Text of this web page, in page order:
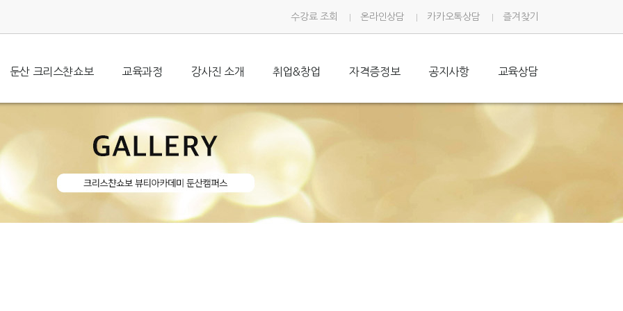
수강료 조회 온라인상담 카카오톡상담 즐겨찾기
둔산 크리스챤쇼보
오시는길
교육과정
피부미용 네일아트
강사진 소개
강사진 소개
취업&창업
취업과정 창업과정
자격증정보
메이크업자격증 피부미용자격증 네일아트자격증
공지사항
뉴스&이벤트 수강생후기
교육상담